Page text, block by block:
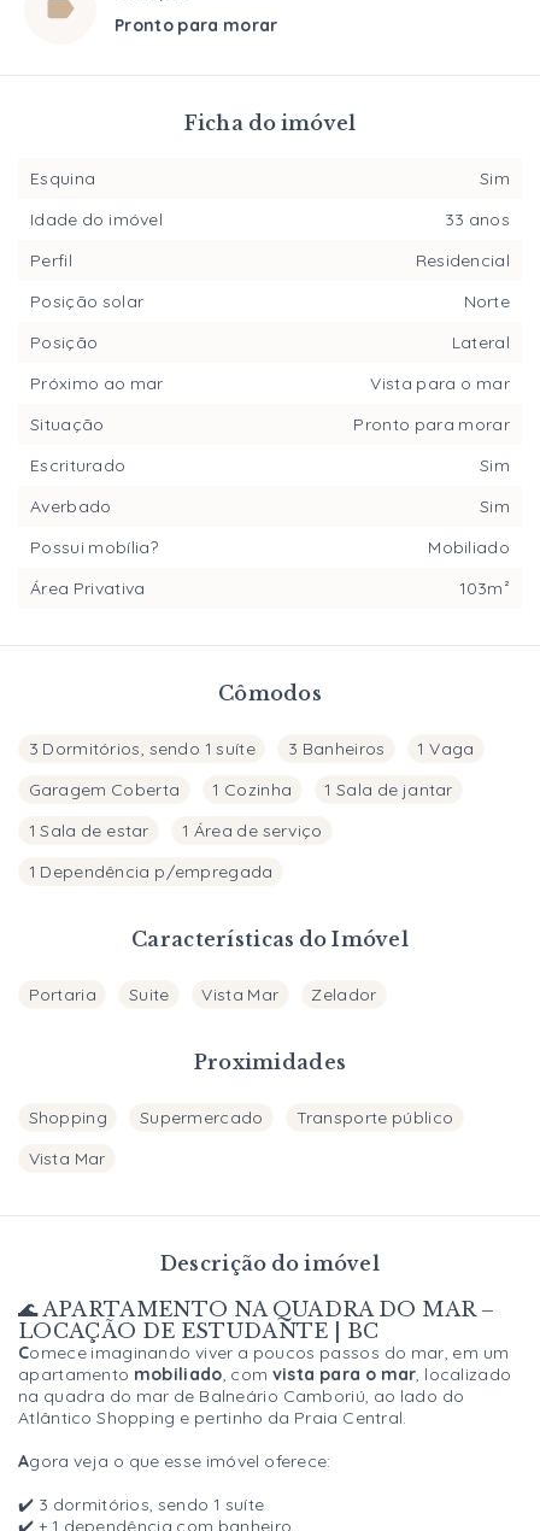
Pronto para morar
Cômodos
3 Dormitórios, sendo 1 suíte 3 Banheiros
1 Vaga
Garagem Coberta
1 Cozinha
1 Sala de jantar
1 Sala de estar
1 Área de serviço
1 Dependência p/empregada
Características do Imóvel
Portaria Suite Vista Mar Zelador
Proximidades
Shopping Supermercado
Transporte público
Vista Mar
Descrição do imóvel
🌊 APARTAMENTO NA QUADRA DO MAR –
LOCAÇÃO DE ESTUDANTE | BC
Comece imaginando viver a poucos passos do mar, em um
apartamento mobiliado, com vista para o mar, localizado
na quadra do mar de Balneário Camboriú, ao lado do
Atlântico Shopping e pertinho da Praia Central.
Agora veja o que esse imóvel oferece:
✔️ 3 dormitórios, sendo 1 suíte
✔️ + 1 dependência com banheiro
Ficha do imóvel
Esquina
Sim
Idade do imóvel
33 anos
Perfil
Residencial
Posição solar
Norte
Posição
Lateral
Próximo ao mar
Vista para o mar
Situação
Pronto para morar
Escriturado
Sim
Averbado
Sim
Possui mobília?
Mobiliado
Área Privativa
103m²